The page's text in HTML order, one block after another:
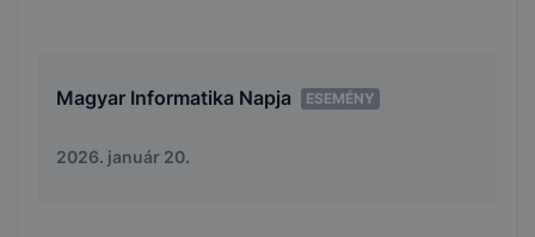
Magyar Informatika Napja ESEMÉNY
2026. január 20.